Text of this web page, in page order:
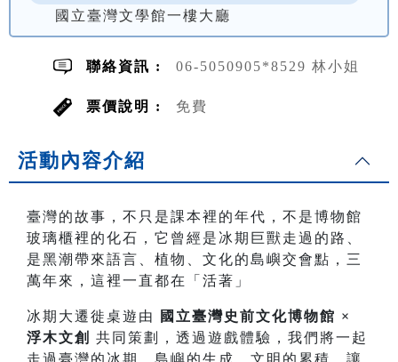
國立臺灣文學館一樓大廳
聯絡資訊 : 06-5050905*8529 林小姐
票價說明 : 免費
活動內容介紹
臺灣的故事，不只是課本裡的年代，不是博物館
玻璃櫃裡的化石，它曾經是冰期巨獸走過的路、
是黑潮帶來語言、植物、文化的島嶼交會點，三
萬年來，這裡一直都在「活著」
冰期大遷徙桌遊由
國立臺灣史前文化博物館 ×
浮木文創
共同策劃，透過遊戲體驗，我們將一起
走過臺灣的冰期、島嶼的生成、文明的累積，讓